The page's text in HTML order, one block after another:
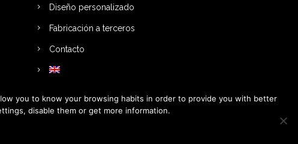
Diseño personalizado
Fabricación a terceros
Contacto
you to know your browsing habits in order to provide you with better
disable them or get more information.